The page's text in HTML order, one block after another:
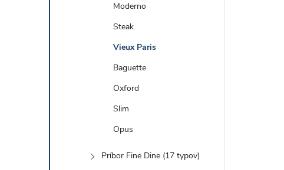
Moderno
Steak
Vieux Paris
Baguette
Oxford
Slim
Opus
Príbor Fine Dine (17 typov)